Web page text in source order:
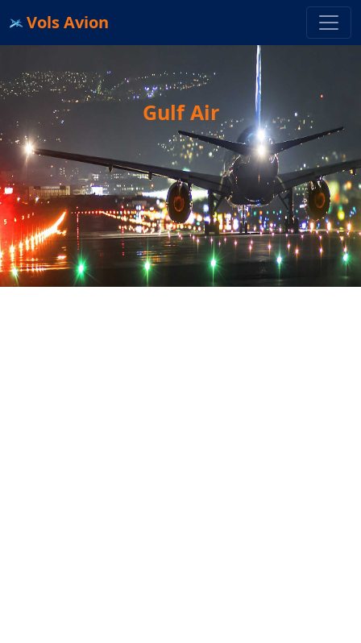
Vols Avion
Gulf Air